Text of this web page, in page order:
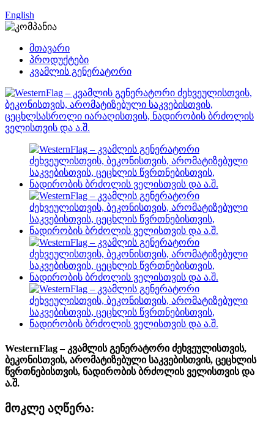
English
მთავარი
პროდუქტები
კვამლის გენერატორი
WesternFlag – კვამლის გენერატორი ძეხვეულისთვის,
ბეკონისთვის, არომატიზებული საკვებისთვის, ცეცხლის
წვრთნებისთვის, ნადირობის ბრძოლის ველისთვის და
ა.შ.
მოკლე აღწერა: